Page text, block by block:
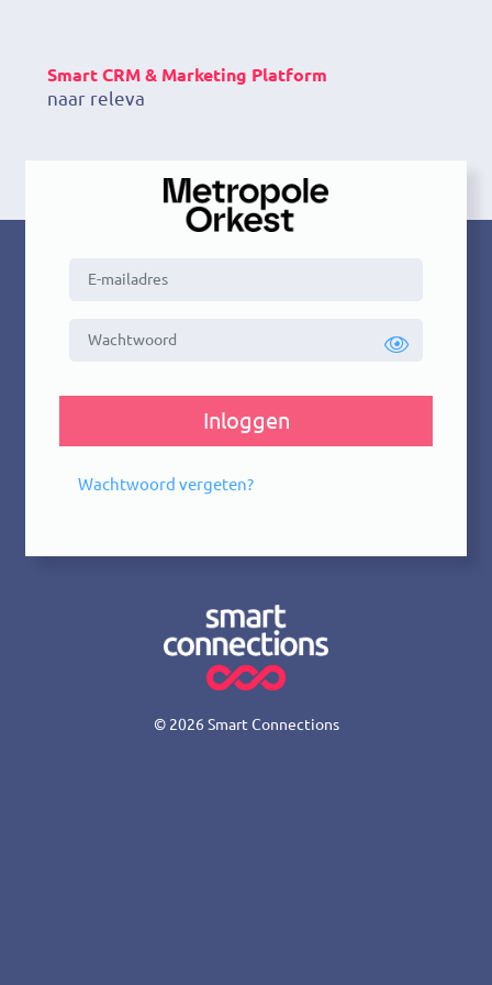
Smart CRM & Marketing Platform
naar relevante
Inloggen
Wachtwoord vergeten?
© 2026 Smart Connections